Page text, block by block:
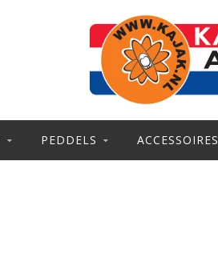
PEDDELS ACCESSOIRES